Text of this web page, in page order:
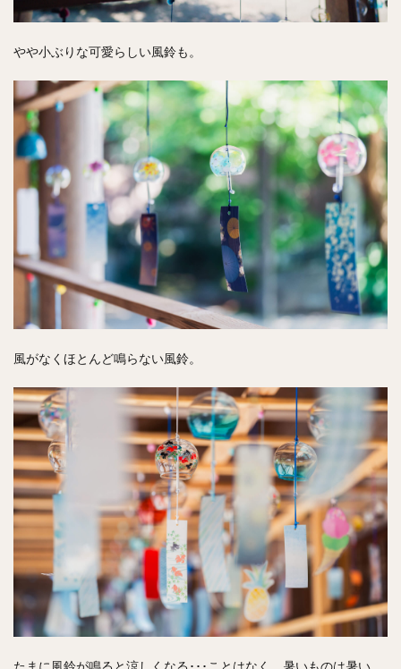
やや小ぶりな可愛らしい風鈴も。
風がなくほとんど鳴らない風鈴。
たまに風鈴が鳴ると涼しくなる･･･ことはなく、暑いものは暑い